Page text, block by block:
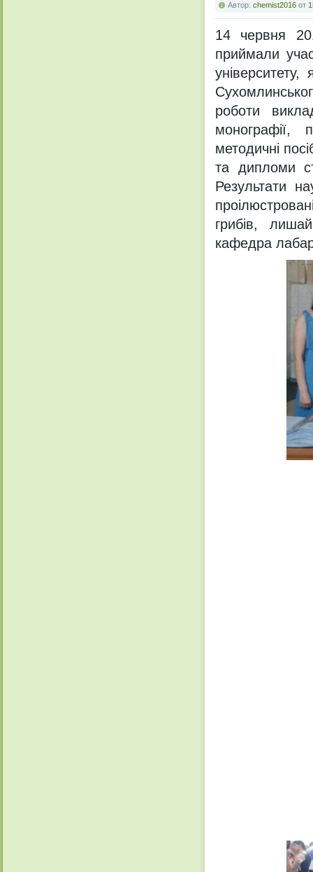
Автор: chemist2016 от
14 червня
приймали
роботи
монографії,
методичні
та дипломи
Результати
грибів,
кафедра